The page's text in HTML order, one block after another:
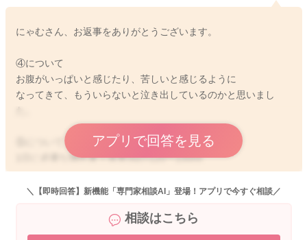
どうぞよろしくお願いします。
にゃむさん、お返事をありがとうございます。
④について
お腹がいっぱいと感じたり、苦しいと感じるように
なってきて、もういらないと泣き出しているのかと思いまし
1日に必要な哺乳量＝体重(kg)×120〜150ml
になります。
もしカエルのお腹のように高さもあって張りがあるように感じ
アプリで回答を見る
＼【即時回答】新機能「専門家相談AI」登場！アプリで今すぐ相談／
相談はこちら